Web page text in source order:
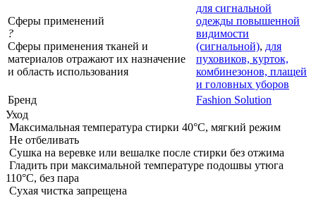
Сферы применений
?
Сферы применения тканей и
материалов отражают их назначение
и область использования
для сигнальной
одежды повышенной
видимости
(сигнальной), для
пуховиков, курток,
комбинезонов, плащей
и головных уборов
Бренд
Fashion Solution
Уход
Максимальная температура стирки 40°C, мягкий режим
Не отбеливать
Сушка на веревке или вешалке после стирки без отжима
Гладить при максимальной температуре подошвы утюга
110°C, без пара
Сухая чистка запрещена